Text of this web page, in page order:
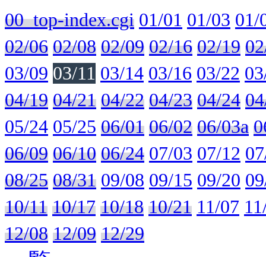
00_top-index.cgi 01/01 01/03 01/
02/06 02/08 02/09 02/16 02/19
03/09 03/11 03/14 03/16 03/22
04/19 04/21 04/22 04/23 04/24
05/24 05/25 06/01 06/02 06/03a
06/09 06/10 06/24 07/03 07/12
08/25 08/31 09/08 09/15 09/20
10/11 10/17 10/18 10/21 11/07
12/08 12/09 12/29